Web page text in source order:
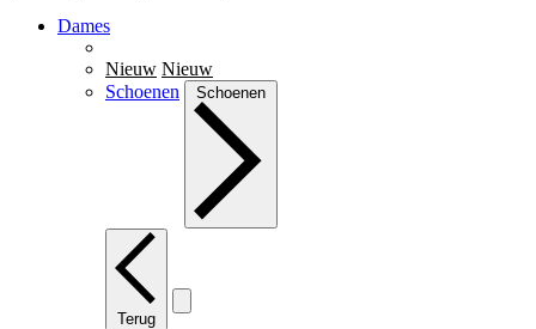
Dames
Nieuw Nieuw
Schoenen
Schoenen
Terug